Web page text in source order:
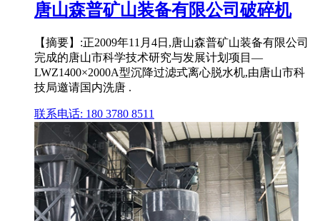
唐山森普矿山装备有限公司破碎机
【摘要】:正2009年11月4日,唐山森普矿山装备有限公司
完成的唐山市科学技术研究与发展计划项目—
LWZ1400×2000A型沉降过滤式离心脱水机,由唐山市科
技局邀请国内洗唐 .
联系电话: 180 3780 8511